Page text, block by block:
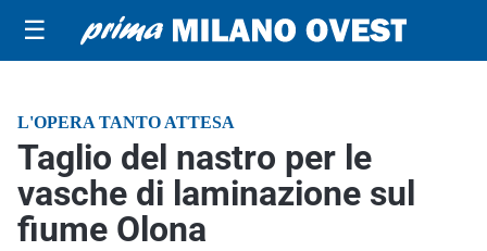
☰
L'OPERA TANTO ATTESA
Taglio del nastro per le
vasche di laminazione sul
fiume Olona